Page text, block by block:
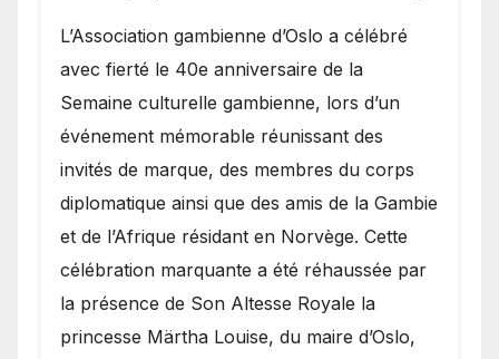
​L’Association gambienne d’Oslo a célébré
avec fierté le 40e anniversaire de la
Semaine culturelle gambienne, lors d’un
événement mémorable réunissant des
invités de marque, des membres du corps
diplomatique ainsi que des amis de la Gambie
et de l’Afrique résidant en Norvège. Cette
célébration marquante a été réhaussée par
la présence de Son Altesse Royale la
princesse Märtha Louise, du maire d’Oslo,